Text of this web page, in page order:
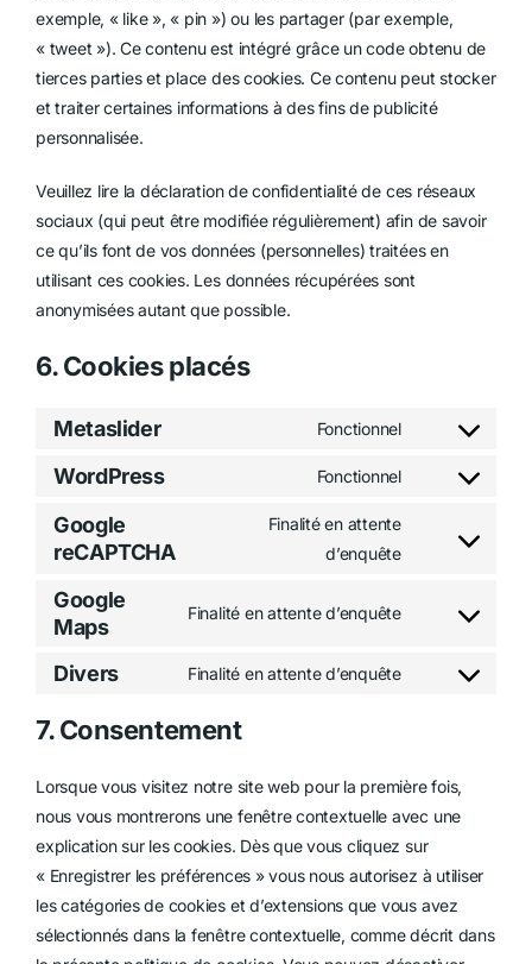
exemple, « like », « pin ») ou les partager (par exemple,
« tweet »). Ce contenu est intégré grâce un code obtenu de
tierces parties et place des cookies. Ce contenu peut stocker
et traiter certaines informations à des fins de publicité
personnalisée.
Veuillez lire la déclaration de confidentialité de ces réseaux
sociaux (qui peut être modifiée régulièrement) afin de savoir
ce qu’ils font de vos données (personnelles) traitées en
utilisant ces cookies. Les données récupérées sont
anonymisées autant que possible.
6. Cookies placés
Metaslider Fonctionnel
Consent
metaslider
WordPress Fonctionnel
Consent
service
Google
reCAPTCHA
Finalité en attente
d’enquête
Consent
service
recaptcha
Google
Maps
Finalité en attente d’enquête
Consent
service
Divers Finalité en attente d’enquête
Consent
divers
7. Consentement
Lorsque vous visitez notre site web pour la première fois,
nous vous montrerons une fenêtre contextuelle avec une
explication sur les cookies. Dès que vous cliquez sur
« Enregistrer les préférences » vous nous autorisez à utiliser
les catégories de cookies et d’extensions que vous avez
sélectionnés dans la fenêtre contextuelle, comme décrit dans